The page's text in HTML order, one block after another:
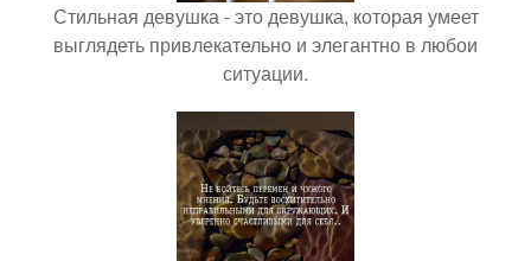
Стильная девушка - это девушка, которая умеет
выглядеть привлекательно и элегантно в любои
ситуации.